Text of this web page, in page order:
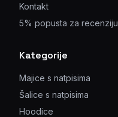
Kontakt
5% popusta za recenziju
Kategorije
Majice s natpisima
Šalice s natpisima
Hoodice